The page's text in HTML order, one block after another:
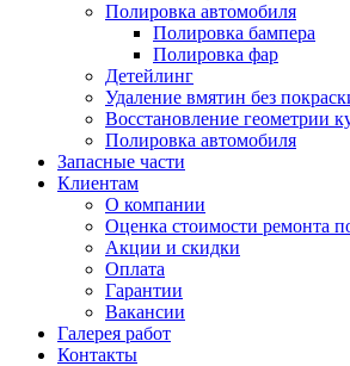
Полировка автомобиля
Полировка бампера
Полировка фар
Детейлинг
Удаление вмятин без
Восстановление геометрии
Полировка автомобиля
Запасные части
Клиентам
О компании
Оценка стоимости ремонта
Акции и скидки
Оплата
Гарантии
Вакансии
Галерея работ
Контакты